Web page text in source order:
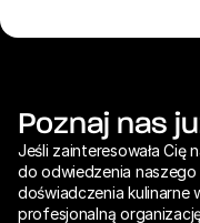
Poznaj nas
Jeśli zainteresowała Cię
do odwiedzenia
doświadczenia kulinarne
profesjonalną